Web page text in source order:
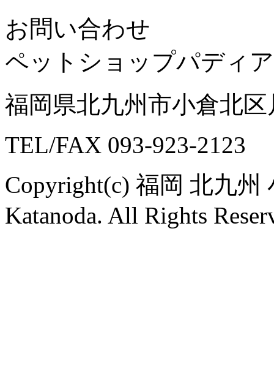
お問い合わせ
ペットショップパディア
福岡県北九州市小倉北
TEL/FAX 093-923-2123
Copyright(c) 福岡 北九
Katanoda. All Rights